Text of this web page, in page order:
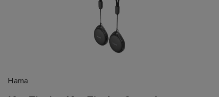
Hama